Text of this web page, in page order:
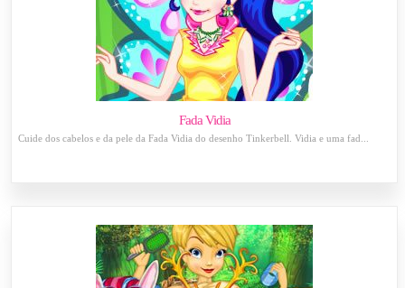
Fada Vidia
Cuide dos cabelos e da pele da Fada Vidia do desenho Tinkerbell. Vidia e uma fad...